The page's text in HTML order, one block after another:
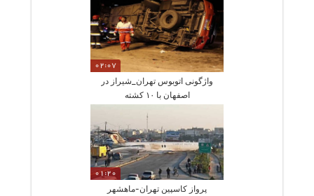
02:07
واژگونی اتوبوس تهران_شیراز در
اصفهان با ۱۰ کشته
01:20
پرواز کاسپین تهران-ماهشهر